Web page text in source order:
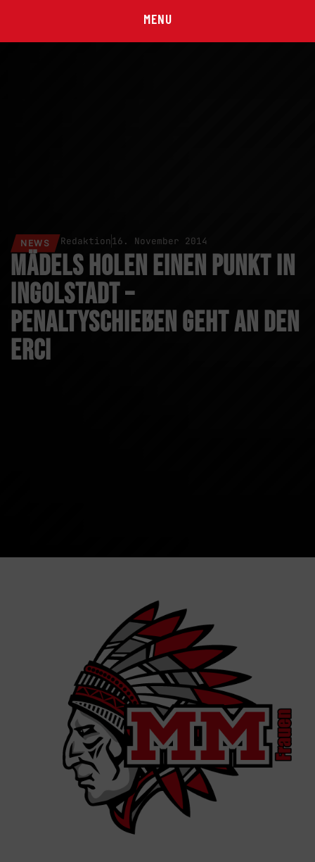
MENU
NEWS Redaktion16. November 2014
Mädels holen einen Punkt in
Ingolstadt –
Penaltyschießen geht an den
ERCI